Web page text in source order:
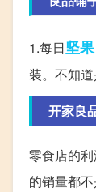
1.每日坚果
装。不知
开家良
零食店的
的销量都不